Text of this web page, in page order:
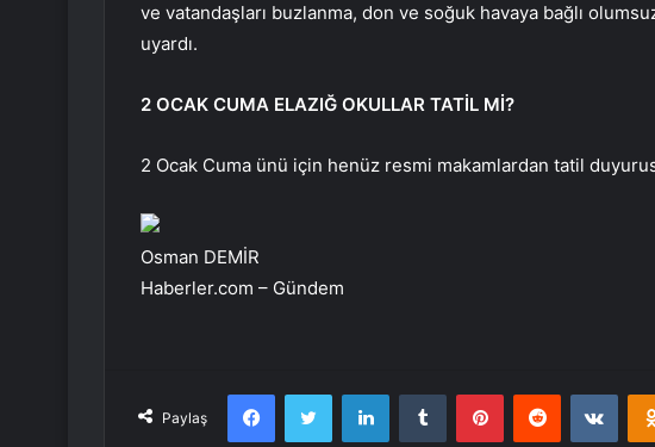
ve vatandaşları buzlanma, don ve soğuk havaya bağlı
uyardı.
2 OCAK CUMA ELAZIĞ OKULLAR TATİL Mİ?
2 Ocak Cuma ünü için henüz resmi makamlardan tatil
Osman DEMİR
Haberler.com – Gündem
Paylaş
FacebookTwitter LinkedInTumblr PinterestReddit